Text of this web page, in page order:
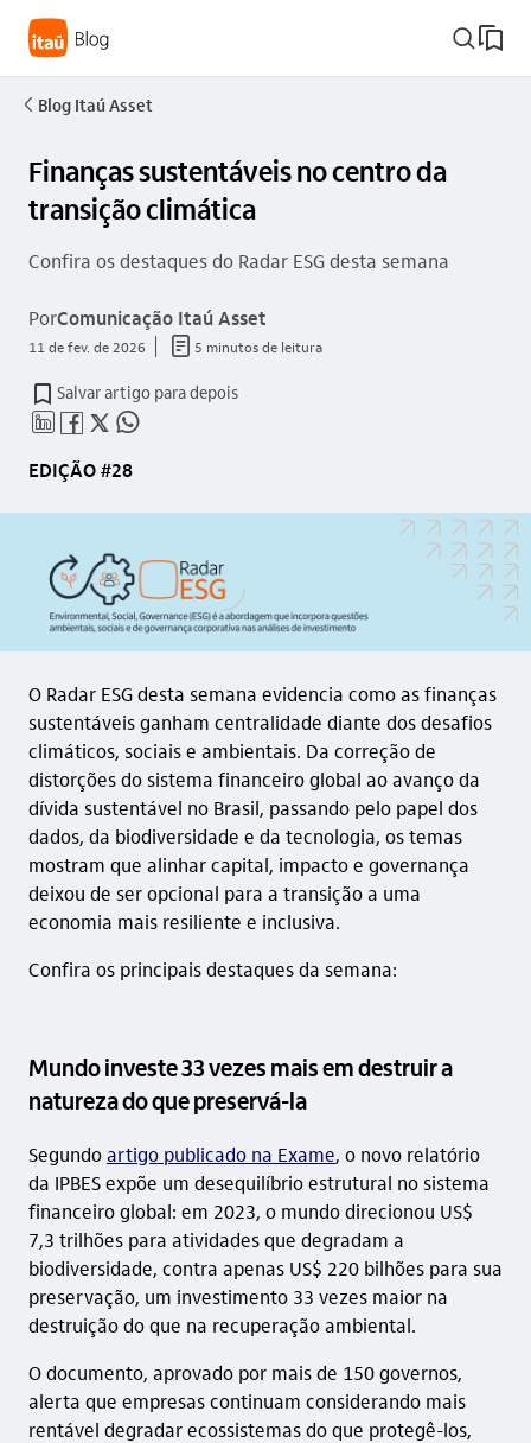
busca_outline
seta_esquerda Blog Itaú Asset
Finanças sustentáveis no centro da
transição climática
Confira os destaques do Radar ESG desta semana
PorComunicação Itaú Asset
11 de fev. de 2026 documento_outline 5 minutos de leitura
Salvar artigo para depois
linkedin_base facebook_outline twitter_outline whatsapp_outline
EDIÇÃO #28
O Radar ESG desta semana evidencia como as finanças
sustentáveis ganham centralidade diante dos desafios
climáticos, sociais e ambientais. Da correção de
distorções do sistema financeiro global ao avanço da
dívida sustentável no Brasil, passando pelo papel dos
dados, da biodiversidade e da tecnologia, os temas
mostram que alinhar capital, impacto e governança
deixou de ser opcional para a transição a uma
economia mais resiliente e inclusiva.
Confira os principais destaques da semana:
Mundo investe 33 vezes mais em destruir a
natureza do que preservá-la
Segundoartigo publicado na Exame, o novo relatório
da IPBES expõe um desequilíbrio estrutural no sistema
financeiro global: em 2023, o mundo direcionou US$
7,3 trilhões para atividades que degradam a
biodiversidade, contra apenas US$ 220 bilhões para sua
preservação, um investimento 33 vezes maior na
destruição do que na recuperação ambiental.
O documento, aprovado por mais de 150 governos,
alerta que empresas continuam considerando mais
rentável degradar ecossistemas do que protegê-los,